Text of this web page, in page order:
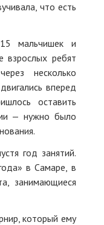
характере»
что есть
мальчишек и
ребят
несколько
вперед
оставить
— нужно было
год занятий.
в Самаре, в
занимающиеся
который ему